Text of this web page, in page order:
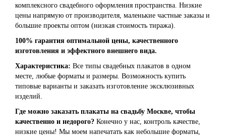
комплексного свадебного оформления пространства. Низкие
цены напрямую от производителя, маленькие частные заказы и
большие проекты оптом (низкая стоимость тиража).
100% гарантия оптимальной цены, качественного
изготовления и эффектного внешнего вида.
Характеристика: Все типы свадебных плакатов в одном
месте, любые форматы и размеры. Возможность купить
типовые варианты и заказать изготовление эксклюзивных
изделий.
Где можно заказать плакаты на свадьбу Москве, чтобы
качественно и недорого? Конечно у нас, контроль качестве,
низкие цены! Мы моем напечатать как небольшие форматы,